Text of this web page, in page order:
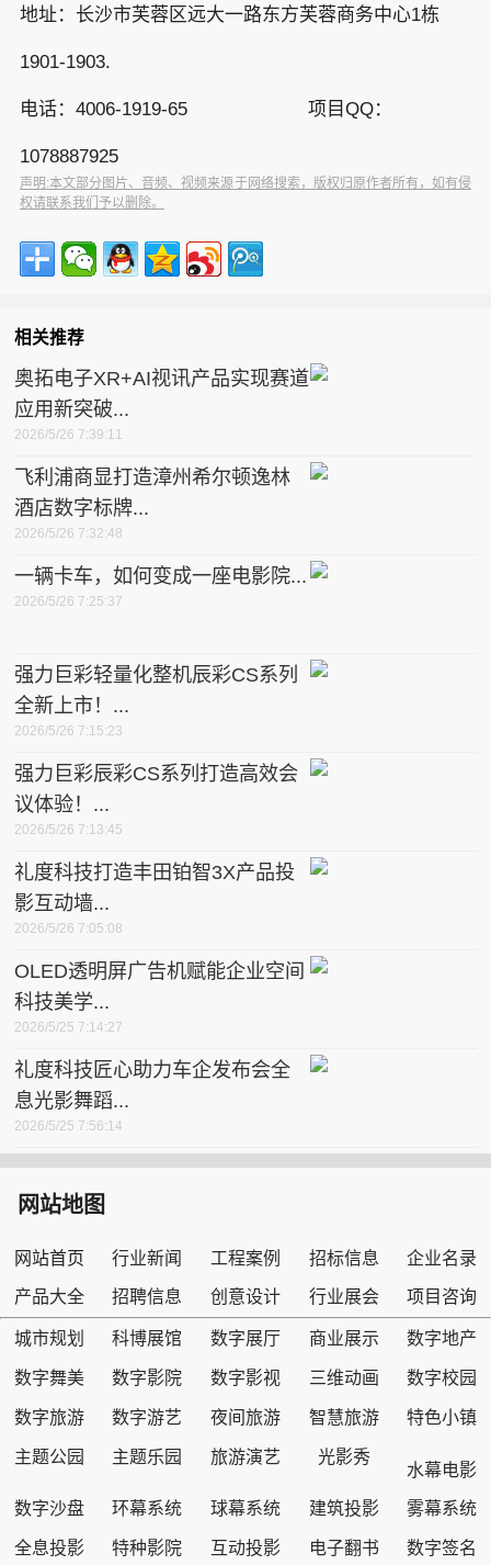
地址：长沙市芙蓉区远大一路东方芙蓉商务中心1栋
1901-1903.
电话：4006-1919-65 项目QQ：
1078887925
声明:本文部分图片、音频、视频来源于网络搜索，版权归原作者所有，如有侵
权请联系我们予以删除。
相关推荐
奥拓电子XR+AI视讯产品实现赛道
应用新突破...
2026/5/26 7:39:11
飞利浦商显打造漳州希尔顿逸林
酒店数字标牌...
2026/5/26 7:32:48
一辆卡车，如何变成一座电影院...
2026/5/26 7:25:37
强力巨彩轻量化整机辰彩CS系列
全新上市！...
2026/5/26 7:15:23
强力巨彩辰彩CS系列打造高效会
议体验！...
2026/5/26 7:13:45
礼度科技打造丰田铂智3X产品投
影互动墙...
2026/5/26 7:05:08
OLED透明屏广告机赋能企业空间
科技美学...
2026/5/25 7:14:27
礼度科技匠心助力车企发布会全
息光影舞蹈...
2026/5/25 7:56:14
网站地图
网站首页 行业新闻 工程案例 招标信息 企业名录
产品大全 招聘信息 创意设计 行业展会 项目咨询
城市规划 科博展馆 数字展厅 商业展示 数字地产
数字舞美 数字影院 数字影视 三维动画 数字校园
数字旅游 数字游艺 夜间旅游 智慧旅游 特色小镇
主题公园 主题乐园 旅游演艺 光影秀
水幕电影
数字沙盘 环幕系统 球幕系统 建筑投影 雾幕系统
全息投影 特种影院 互动投影 电子翻书 数字签名